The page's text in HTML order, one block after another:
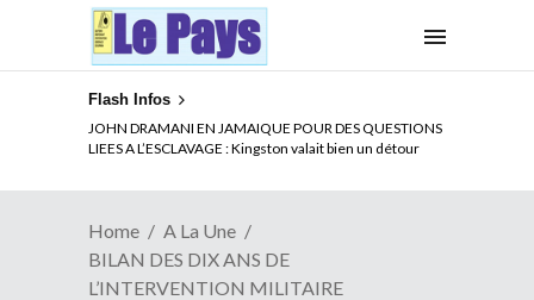
Flash Infos
JOHN DRAMANI EN JAMAIQUE POUR DES QUESTIONS
LIEES A L’ESCLAVAGE : Kingston valait bien un détour
ELECTION DE TALON A LA TETE DU SENAT BENINOIS :
Quand Patrice quitte le pouvoir sans partir !
Home
A La Une
BILAN DES DIX ANS DE
L’INTERVENTION MILITAIRE